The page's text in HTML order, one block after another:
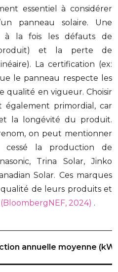
essentiel à considérer
panneau solaire. Une
à la fois les défauts de
produit) et la perte de
La certification (ex:
le panneau respecte les
qualité en vigueur. Choisir
primordial, car
la longévité du produit.
on peut mentionner
cessé la production de
Trina Solar, Jinko
Solar. Ces marques
de leurs produits et
(BloombergNEF, 2024) .
annuelle moyenne